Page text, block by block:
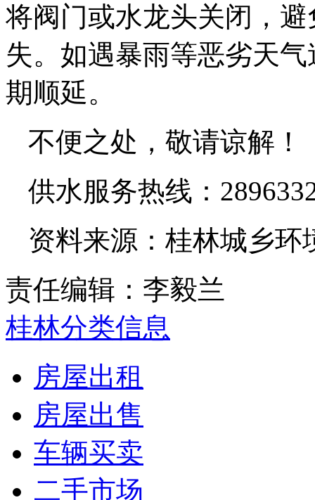
将阀门或水龙头关闭，
失。如遇暴雨等恶劣天
期顺延。
不便之处，敬请谅解
供水服务热线：
资料来源： 桂林城乡环
责任编辑：李毅兰
桂林分类信息
房屋出租
房屋出售
车辆买卖
二手市场